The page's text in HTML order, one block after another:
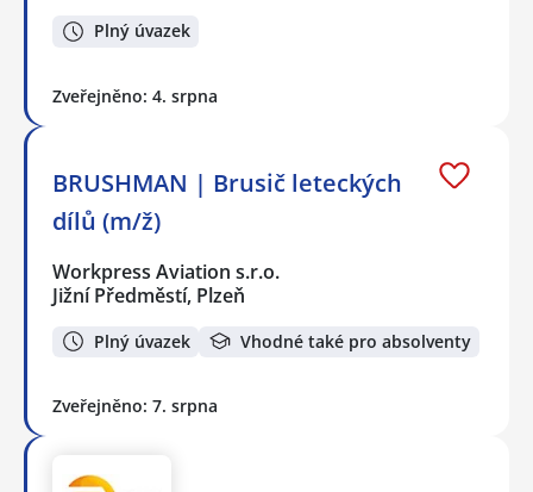
Plný úvazek
Zveřejněno: 4. srpna
BRUSHMAN | Brusič leteckých
dílů (m/ž)
Workpress Aviation s.r.o.
Jižní Předměstí, Plzeň
Plný úvazek Vhodné také pro absolventy
Zveřejněno: 7. srpna